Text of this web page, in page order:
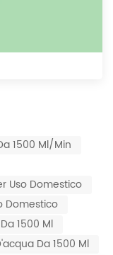
1500 Ml/min
Uso Domestico
Domestico
1500 Ml
Da 1500 Ml